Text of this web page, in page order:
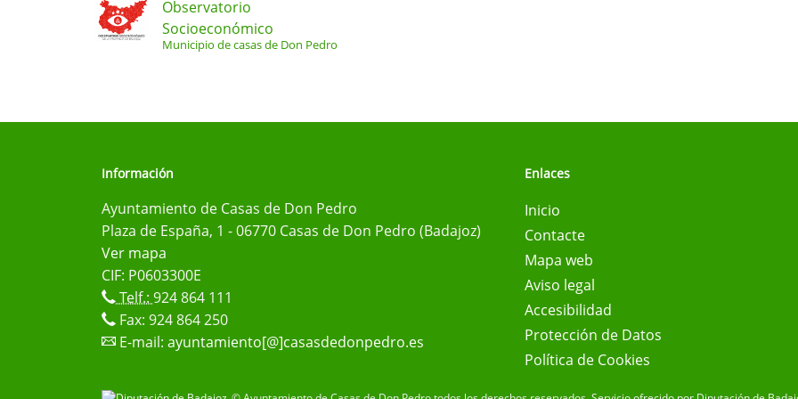
Observatorio
Socioeconómico
Municipio de casas de Don Pedro
Información
Ayuntamiento de Casas de Don Pedro
Plaza de España, 1 - 06770 Casas de Don Pedro (Badajoz)
Ver mapa
CIF: P0603300E
Telf.: 924 864 111
Fax: 924 864 250
E-mail: ayuntamiento[@]casasdedonpedro.es
Enlaces
Inicio
Contacte
Mapa web
Aviso legal
Accesibilidad
Protección de Datos
Política de Cookies